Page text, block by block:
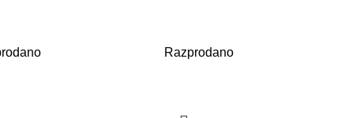
Razprodano